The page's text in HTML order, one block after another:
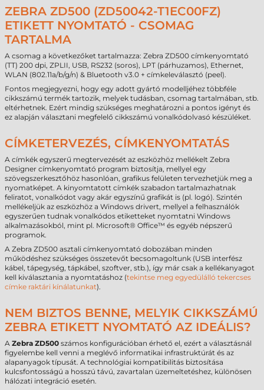
ZEBRA ZD500 (ZD50042-T1EC00FZ)
ETIKETT NYOMTATÓ - CSOMAG
TARTALMA
A csomag a következőket tartalmazza: Zebra ZD500 címkenyomtató
(TT) 200 dpi, ZPLII, USB, RS232 (soros), LPT (párhuzamos), Ethernet,
WLAN (802.11a/b/g/n) & Bluetooth v3.0 + címkeleválasztó (peel).
Fontos megjegyezni, hogy egy adott gyártó modelljéhez többféle
cikkszámú termék tartozik, melyek tudásban, csomag tartalmában, stb.
eltérhetnek. Ezért mindig szükséges meghatározni a pontos igényt és
ez alapján választani megfelelő cikkszámú vonalkódolvasó készüléket.
CÍMKETERVEZÉS, CÍMKENYOMTATÁS
A címkék egyszerű megtervezését az eszközhöz mellékelt Zebra
Designer címkenyomtató program biztosítja, mellyel egy
szövegszerkesztőhöz hasonlóan, grafikus felületen tervezhetjük meg a
nyomatképet. A kinyomtatott címkék szabadon tartalmazhatnak
feliratot, vonalkódot vagy akár egyszínű grafikát is (pl. logó). Szintén
mellékeljük az eszközhöz a Windows drivert, mellyel a felhasználók
egyszerűen tudnak vonalkódos etiketteket nyomtatni Windows
alkalmazásokból, mint pl. Microsoft® Office™ és egyéb népszerű
programok.
A Zebra ZD500 asztali címkenyomtató dobozában minden
működéshez szükséges összetevőt becsomagoltunk (USB interfész
kábel, tápegység, tápkábel, szoftver, stb.), így már csak a kellékanyagot
kell kiválasztania a nyomtatáshoz (tekintse meg egyedülálló tekercses
címke raktári kínálatunkat).
NEM BIZTOS BENNE, MELYIK CIKKSZÁMÚ
ZEBRA ETIKETT NYOMTATÓ AZ IDEÁLIS?
A Zebra ZD500 számos konfigurációban érhető el, ezért a választásnál
figyelembe kell venni a meglévő informatikai infrastruktúrát és az
alapanyagok típusát. A technológiai kompatibilitás biztosítása
kulcsfontosságú a hosszú távú, zavartalan üzemeltetéshez, különösen
hálózati integráció esetén.